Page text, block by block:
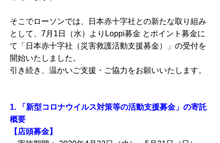
そこでローソンでは、日本赤十字社との新たな取り組み
として、7月1日（水）よりLoppi募金 とポイント募金に
て「日本赤十字社（災害救護活動支援募金）」の受付を
開始いたしました。
引き続き、温かいご支援・ご協力をお願いいたします。
1.
「新型コロナウイルス対策等の活動支援募金」の寄託
概要
【店頭募金】